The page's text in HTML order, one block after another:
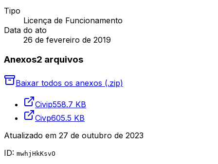
Tipo
Licença de Funcionamento
Data do ato
26 de fevereiro de 2019
Anexos2 arquivos
Baixar todos os anexos (.zip)
Civip558.7 KB
Civp605.5 KB
Atualizado em 27 de outubro de 2023
ID: mwhjHkKsvO